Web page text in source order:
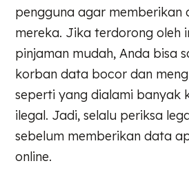
pengguna agar memberikan
mereka. Jika terdorong oleh
pinjaman mudah, Anda bisa
korban data bocor dan
seperti yang dialami banyak
ilegal. Jadi, selalu periksa
sebelum memberikan data
online.